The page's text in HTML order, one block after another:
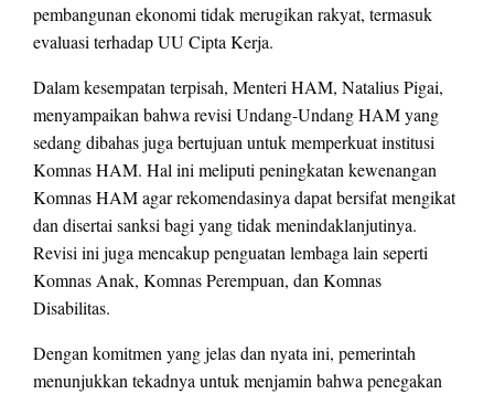
pembangunan ekonomi tidak merugikan rakyat, termasuk
evaluasi terhadap UU Cipta Kerja.
Dalam kesempatan terpisah, Menteri HAM, Natalius Pigai,
menyampaikan bahwa revisi Undang-Undang HAM yang
sedang dibahas juga bertujuan untuk memperkuat institusi
Komnas HAM. Hal ini meliputi peningkatan kewenangan
Komnas HAM agar rekomendasinya dapat bersifat mengikat
dan disertai sanksi bagi yang tidak menindaklanjutinya.
Revisi ini juga mencakup penguatan lembaga lain seperti
Komnas Anak, Komnas Perempuan, dan Komnas
Disabilitas.
Dengan komitmen yang jelas dan nyata ini, pemerintah
menunjukkan tekadnya untuk menjamin bahwa penegakan